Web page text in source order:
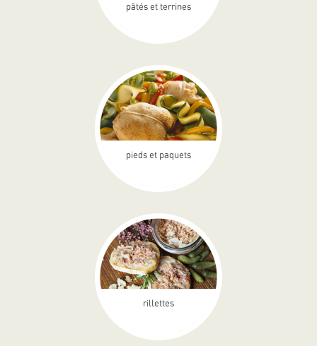
pâtés et terrines
pieds et paquets
rillettes